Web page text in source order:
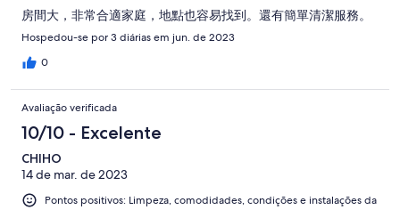
房間大，非常合適家庭，地點也容易找到。還有簡單清潔服務。
Hospedou-se por 3 diárias em jun. de 2023
0
Avaliação verificada
10/10 - Excelente
CHIHO
14 de mar. de 2023
Pontos positivos: Limpeza, comodidades, condições e instalações da